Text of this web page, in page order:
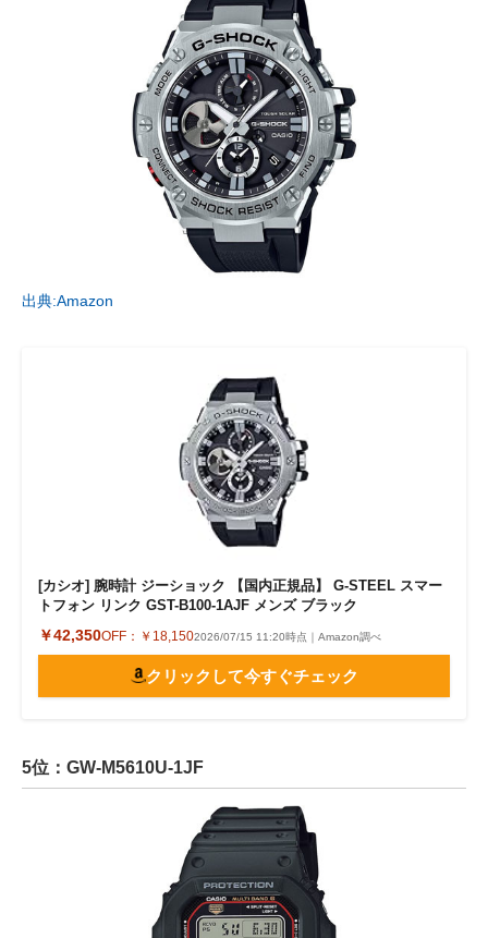
出典:Amazon
[カシオ] 腕時計 ジーショック 【国内正規品】 G-STEEL スマー
トフォン リンク GST-B100-1AJF メンズ ブラック
￥42,350OFF： ￥18,1502026/07/15 11:20時点｜Amazon調べ
クリックして今すぐチェック
5位：GW-M5610U-1JF